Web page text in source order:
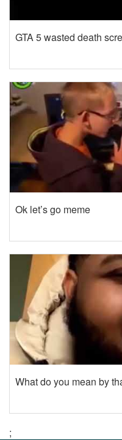
GTA 5 wasted death
Ok let’s go meme
What do you mean by
;